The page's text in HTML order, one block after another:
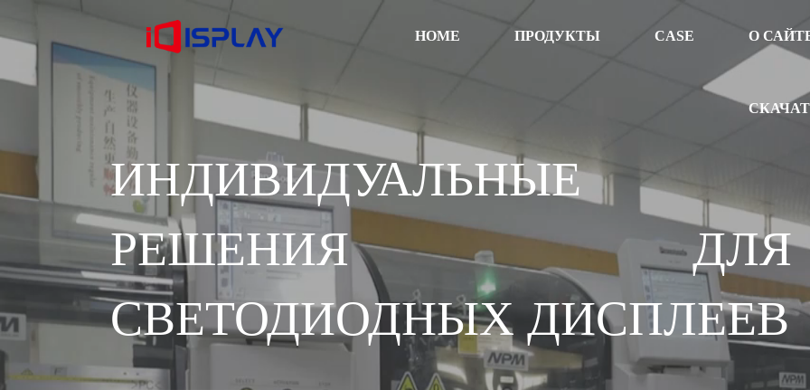
HOME ПРОДУКТЫ CASE О
ИНДИВИДУАЛЬНЫЕ
РЕШЕНИЯ ДЛЯ
СВЕТОДИОДНЫХ ДИСПЛЕЕВ